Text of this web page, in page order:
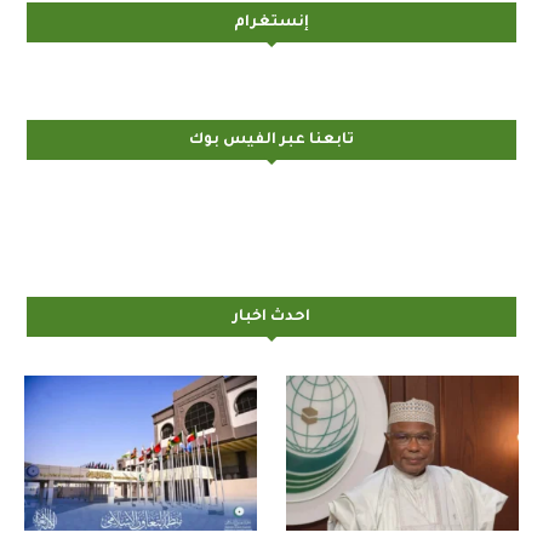
إنستغرام
تابعنا عبر الفيس بوك
احدث اخبار